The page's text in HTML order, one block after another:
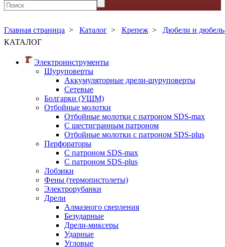
Главная страница > Каталог > Крепеж > Дюбели и
КАТАЛОГ
Электроинструменты
Шуруповерты
Аккумуляторные дрели-шуруповерты
Сетевые
Болгарки (УШМ)
Отбойные молотки
Отбойные молотки с патроном SDS-max
С шестигранным патроном
Отбойные молотки с патроном SDS-plus
Перфораторы
С патроном SDS-max
С патроном SDS-plus
Лобзики
Фены (термопистолеты)
Электрорубанки
Дрели
Алмазного сверления
Безударные
Дрели-миксеры
Ударные
Угловые